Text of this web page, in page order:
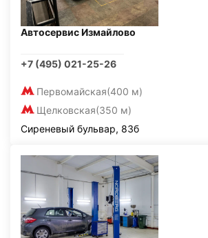
Автосервис Измайлово
+7 (495) 021-25-26
Первомайская(400 м)
Щелковская(350 м)
Сиреневый бульвар, 83б